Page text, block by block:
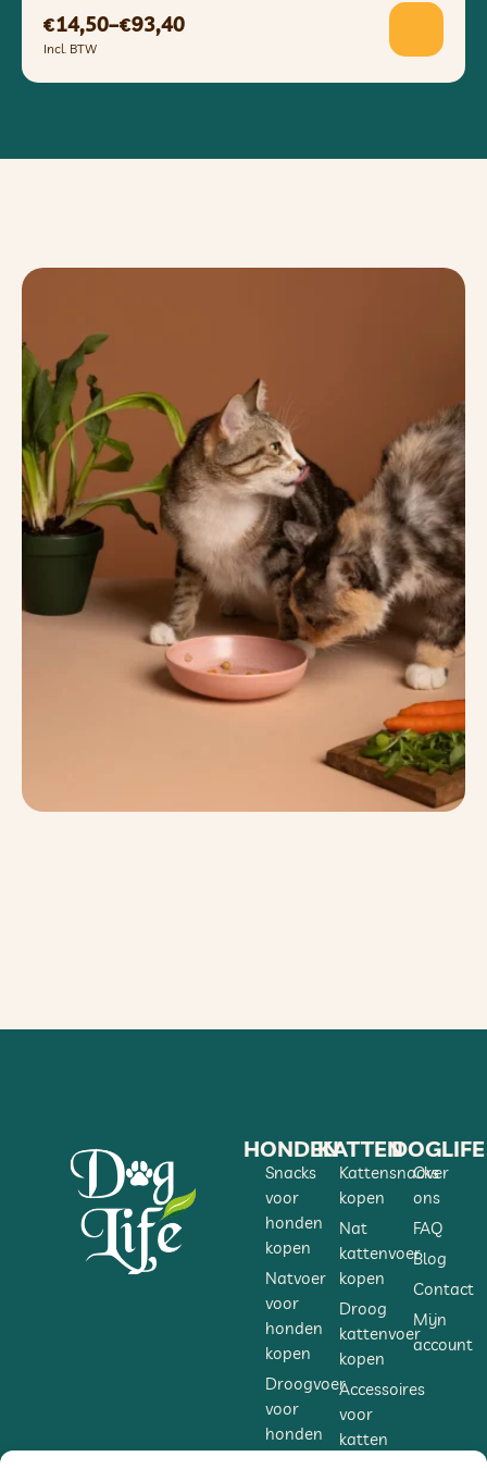
€14,50–€93,40
Incl. BTW
HONDEN
Snacks
voor
honden
kopen
Natvoer
voor
honden
kopen
Droogvoer
voor
honden
KATTEN
Kattensnacks
kopen
Nat
kattenvoer
kopen
Droog
kattenvoer
kopen
Accessoires
voor
katten
DOGLIFE
Over
ons
FAQ
Blog
Contact
Mijn
account